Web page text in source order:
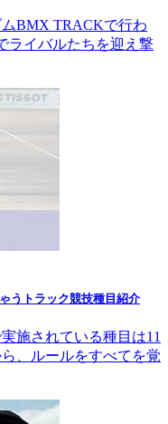
BMX TRACKで行わ
ライバルたちを迎え撃
うトラック競技種目紹介
施されている種目は11
、ルールをすべてを覚